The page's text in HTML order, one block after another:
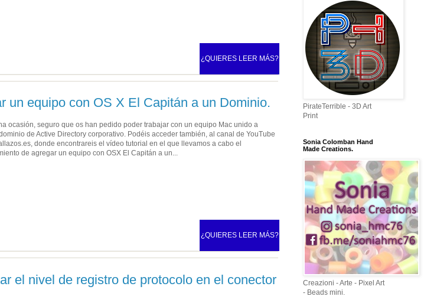
¿QUIERES LEER MÁS?
un equipo con OS X El Capitán a un Dominio.
ocasión, seguro que os han pedido poder trabajar con un equipo Mac unido a
de Active Directory corporativo. Podéis acceder también, al canal de YouTube
donde encontrareis el vídeo tutorial en el que llevamos a cabo el
de agregar un equipo con OSX El Capitán a un...
¿QUIERES LEER MÁS?
el nivel de registro de protocolo en el conector
PirateTerrible - 3D Art
Print
Sonia Colomban Hand
Made Creations.
Creazioni - Arte - Pixel Art
- Beads mini.